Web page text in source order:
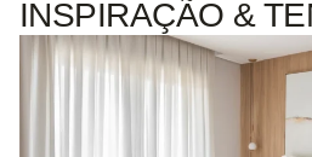
INSPIRAÇÃO &